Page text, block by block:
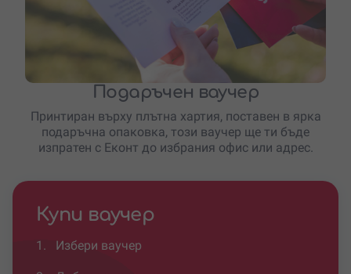
Подаръчен ваучер
Принтиран върху плътна хартия, поставен в ярка
подаръчна опаковка, този ваучер ще ти бъде
изпратен с Еконт до избрания офис или адрес.
Купи ваучер
1. Избери ваучер